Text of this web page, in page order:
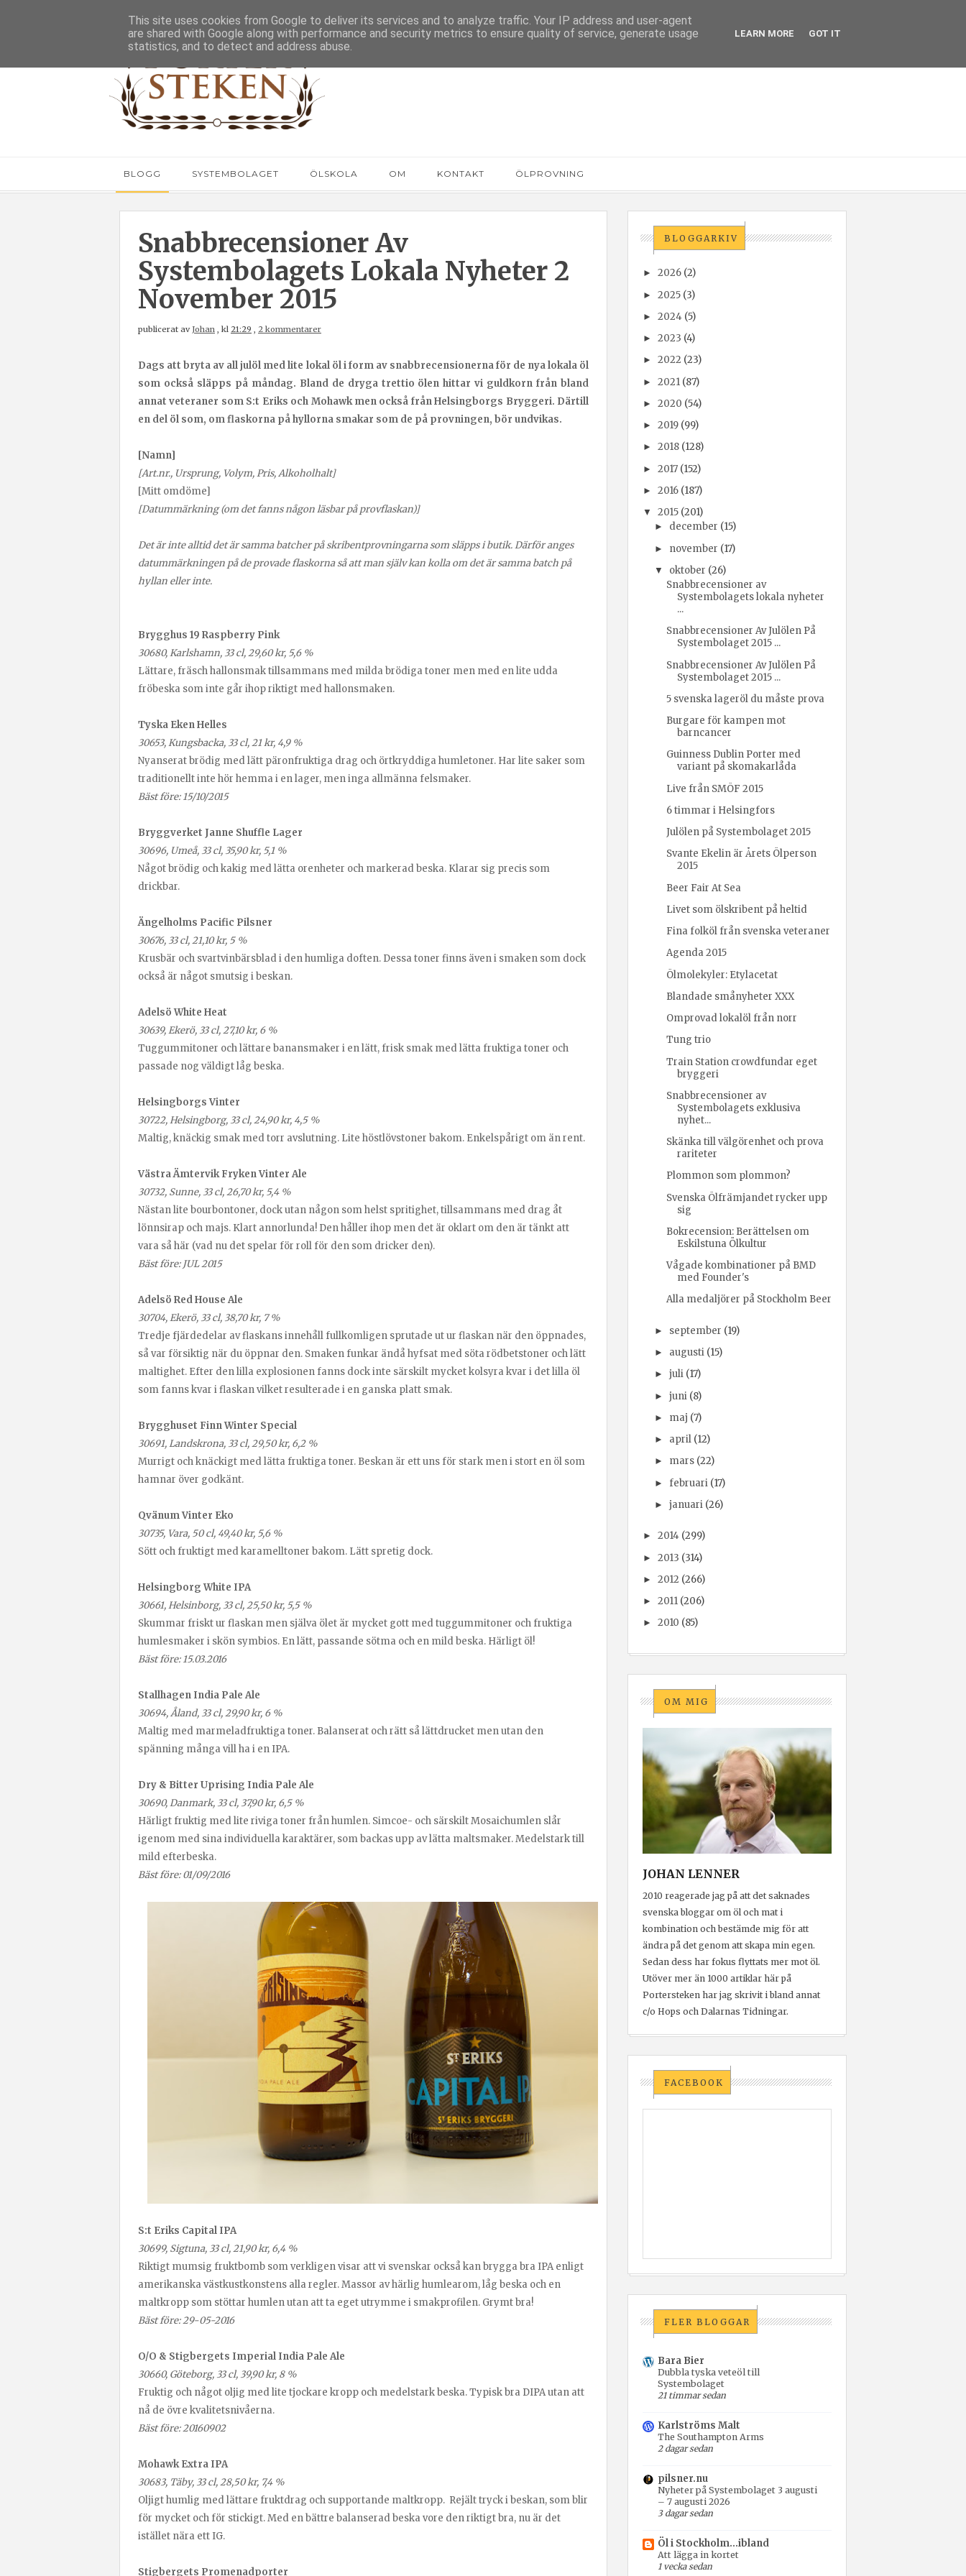
BLOGG SYSTEMBOLAGET ÖLSKOLA OM KONTAKT ÖLPROVNING
Snabbrecensioner Av
Systembolagets Lokala Nyheter 2
November 2015
publicerat avJohan , kl 21:29 , 2 kommentarer
Dags att bryta av all julöl med lite lokal öl i form av snabbrecensionerna för de nya lokala öl
som också släpps på måndag. Bland de dryga trettio ölen hittar vi guldkorn från bland
annat veteraner som S:t Eriks och Mohawk men också från Helsingborgs Bryggeri. Därtill
en del öl som, om flaskorna på hyllorna smakar som de på provningen, bör undvikas.
[Namn]
[Art.nr., Ursprung, Volym, Pris, Alkoholhalt]
[Mitt omdöme]
[Datummärkning (om det fanns någon läsbar på provflaskan)]
Det är inte alltid det är samma batcher på skribentprovningarna som släpps i butik. Därför anges
datummärkningen på de provade flaskorna så att man själv kan kolla om det är samma batch på
hyllan eller inte.
Brygghus 19 Raspberry Pink
30680, Karlshamn, 33 cl, 29,60 kr, 5,6 %
Lättare, fräsch hallonsmak tillsammans med milda brödiga toner men med en lite udda
fröbeska som inte går ihop riktigt med hallonsmaken.
Tyska Eken Helles
30653, Kungsbacka, 33 cl, 21 kr, 4,9 %
Nyanserat brödig med lätt päronfruktiga drag och örtkryddiga humletoner. Har lite saker som
traditionellt inte hör hemma i en lager, men inga allmänna felsmaker.
Bäst före: 15/10/2015
Bryggverket Janne Shuffle Lager
30696, Umeå, 33 cl, 35,90 kr, 5,1 %
Något brödig och kakig med lätta orenheter och markerad beska. Klarar sig precis som
drickbar.
Ängelholms Pacific Pilsner
30676, 33 cl, 21,10 kr, 5 %
Krusbär och svartvinbärsblad i den humliga doften. Dessa toner finns även i smaken som dock
också är något smutsig i beskan.
Adelsö White Heat
30639, Ekerö, 33 cl, 27,10 kr, 6 %
Tuggummitoner och lättare banansmaker i en lätt, frisk smak med lätta fruktiga toner och
passade nog väldigt låg beska.
Helsingborgs Vinter
30722, Helsingborg, 33 cl, 24,90 kr, 4,5 %
Maltig, knäckig smak med torr avslutning. Lite höstlövstoner bakom. Enkelspårigt om än rent.
Västra Ämtervik Fryken Vinter Ale
30732, Sunne, 33 cl, 26,70 kr, 5,4 %
Nästan lite bourbontoner, dock utan någon som helst spritighet, tillsammans med drag åt
lönnsirap och majs. Klart annorlunda! Den håller ihop men det är oklart om den är tänkt att
vara så här (vad nu det spelar för roll för den som dricker den).
Bäst före: JUL 2015
Adelsö Red House Ale
30704, Ekerö, 33 cl, 38,70 kr, 7 %
Tredje fjärdedelar av flaskans innehåll fullkomligen sprutade ut ur flaskan när den öppnades,
så var försiktig när du öppnar den. Smaken funkar ändå hyfsat med söta rödbetstoner och lätt
maltighet. Efter den lilla explosionen fanns dock inte särskilt mycket kolsyra kvar i det lilla öl
som fanns kvar i flaskan vilket resulterade i en ganska platt smak.
Brygghuset Finn Winter Special
30691, Landskrona, 33 cl, 29,50 kr, 6,2 %
Murrigt och knäckigt med lätta fruktiga toner. Beskan är ett uns för stark men i stort en öl som
hamnar över godkänt.
Qvänum Vinter Eko
30735, Vara, 50 cl, 49,40 kr, 5,6 %
Sött och fruktigt med karamelltoner bakom. Lätt spretig dock.
Helsingborg White IPA
30661, Helsinborg, 33 cl, 25,50 kr, 5,5 %
Skummar friskt ur flaskan men själva ölet är mycket gott med tuggummitoner och fruktiga
humlesmaker i skön symbios. En lätt, passande sötma och en mild beska. Härligt öl!
Bäst före: 15.03.2016
Stallhagen India Pale Ale
30694, Åland, 33 cl, 29,90 kr, 6 %
Maltig med marmeladfruktiga toner. Balanserat och rätt så lättdrucket men utan den
spänning många vill ha i en IPA.
Dry & Bitter Uprising India Pale Ale
30690, Danmark, 33 cl, 37,90 kr, 6,5 %
Härligt fruktig med lite riviga toner från humlen. Simcoe- och särskilt Mosaichumlen slår
igenom med sina individuella karaktärer, som backas upp av lätta maltsmaker. Medelstark till
mild efterbeska.
Bäst före: 01/09/2016
S:t Eriks Capital IPA
30699, Sigtuna, 33 cl, 21,90 kr, 6,4 %
Riktigt mumsig fruktbomb som verkligen visar att vi svenskar också kan brygga bra IPA enligt
amerikanska västkustkonstens alla regler. Massor av härlig humlearom, låg beska och en
maltkropp som stöttar humlen utan att ta eget utrymme i smakprofilen. Grymt bra!
Bäst före: 29-05-2016
O/O & Stigbergets Imperial India Pale Ale
30660, Göteborg, 33 cl, 39,90 kr, 8 %
Fruktig och något oljig med lite tjockare kropp och medelstark beska. Typisk bra DIPA utan att
nå de övre kvalitetsnivåerna.
Bäst före: 20160902
Mohawk Extra IPA
30683, Täby, 33 cl, 28,50 kr, 7,4 %
Oljigt humlig med lättare fruktdrag och supportande maltkropp. Rejält tryck i beskan, som blir
för mycket och för stickigt. Med en bättre balanserad beska vore den riktigt bra, nu är det
istället nära ett IG.
Stigbergets Promenadporter
BLOGGARKIV
►2026 (2)
►2025 (3)
►2024 (5)
►2023 (4)
►2022 (23)
►2021 (87)
►2020 (54)
►2019 (99)
►2018 (128)
►2017 (152)
►2016 (187)
▼ 2015 (201)
► december (15)
► november (17)
▼ oktober (26)
Snabbrecensioner av
Systembolagets lokala nyheter
...
Snabbrecensioner Av Julölen På
Systembolaget 2015 ...
Snabbrecensioner Av Julölen På
Systembolaget 2015 ...
5 svenska lageröl du måste prova
Burgare för kampen mot
barncancer
Guinness Dublin Porter med
variant på skomakarlåda
Live från SMÖF 2015
6 timmar i Helsingfors
Julölen på Systembolaget 2015
Svante Ekelin är Årets Ölperson
2015
Beer Fair At Sea
Livet som ölskribent på heltid
Fina folköl från svenska veteraner
Agenda 2015
Ölmolekyler: Etylacetat
Blandade smånyheter XXX
Omprovad lokalöl från norr
Tung trio
Train Station crowdfundar eget
bryggeri
Snabbrecensioner av
Systembolagets exklusiva
nyhet...
Skänka till välgörenhet och prova
rariteter
Plommon som plommon?
Svenska Ölfrämjandet rycker upp
sig
Bokrecension: Berättelsen om
Eskilstuna Ölkultur
Vågade kombinationer på BMD
med Founder's
Alla medaljörer på Stockholm Beer
► september (19)
► augusti (15)
► juli (17)
► juni (8)
► maj (7)
► april (12)
► mars (22)
► februari (17)
► januari (26)
►2014 (299)
►2013 (314)
►2012 (266)
►2011 (206)
►2010 (85)
OM MIG
JOHAN LENNER
2010 reagerade jag på att det saknades
svenska bloggar om öl och mat i
kombination och bestämde mig för att
ändra på det genom att skapa min egen.
Sedan dess har fokus flyttats mer mot öl.
Utöver mer än 1000 artiklar här på
Portersteken har jag skrivit i bland annat
c/o Hops och Dalarnas Tidningar.
FACEBOOK
FLER BLOGGAR
Bara Bier
Dubbla tyska veteöl till
Systembolaget
21 timmar sedan
Karlströms Malt
The Southampton Arms
2 dagar sedan
pilsner.nu
Nyheter på Systembolaget 3 augusti
– 7 augusti 2026
3 dagar sedan
Öl i Stockholm...ibland
Att lägga in kortet
1 vecka sedan
This site uses cookies from Google to deliver its services and to analyze traffic. Your IP address and user-agent
are shared with Google along with performance and security metrics to ensure quality of service, generate usage
statistics, and to detect and address abuse.
LEARN MORE GOT IT